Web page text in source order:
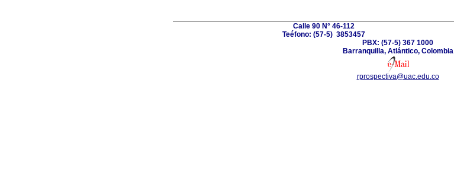
Calle 90 N° 46-112
Teéfono: (57-5) 3853457
PBX: (57-5) 367 1000
Barranquilla, Atlántico, Colombia
rprospectiva@uac.edu.co